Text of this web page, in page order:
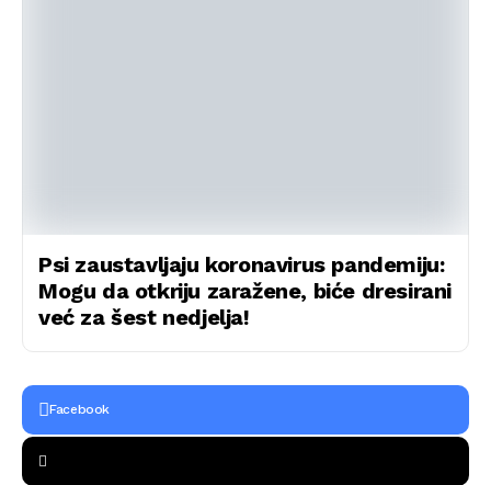
Psi zaustavljaju koronavirus pandemiju:
Mogu da otkriju zaražene, biće dresirani
već za šest nedjelja!
Facebook